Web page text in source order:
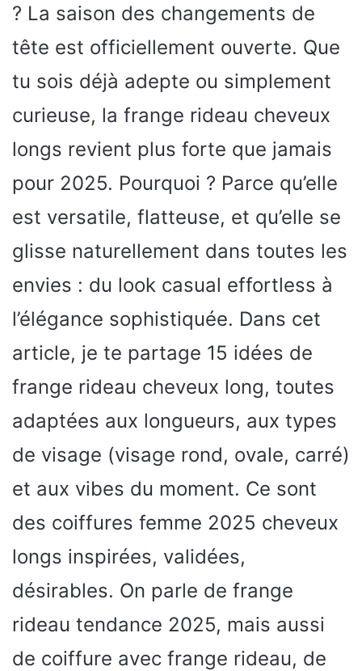
? La saison des changements de
tête est officiellement ouverte. Que
tu sois déjà adepte ou simplement
curieuse, la frange rideau cheveux
longs revient plus forte que jamais
pour 2025. Pourquoi ? Parce qu’elle
est versatile, flatteuse, et qu’elle se
glisse naturellement dans toutes les
envies : du look casual effortless à
l’élégance sophistiquée. Dans cet
article, je te partage 15 idées de
frange rideau cheveux long, toutes
adaptées aux longueurs, aux types
de visage (visage rond, ovale, carré)
et aux vibes du moment. Ce sont
des coiffures femme 2025 cheveux
longs inspirées, validées,
désirables. On parle de frange
rideau tendance 2025, mais aussi
de coiffure avec frange rideau, de